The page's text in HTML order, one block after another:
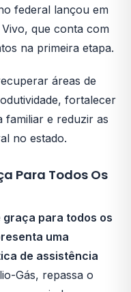
federal lançou em
que conta com
na primeira etapa.
áreas de
fortalecer
familiar e reduzir as
no estado.
Para Todos Os
graça para todos os
uma
de assistência
Gás, repassa o